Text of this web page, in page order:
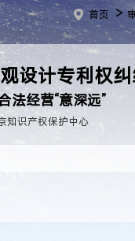
首页 >
设计专利权
法经营“意深远”
知识产权保护中心